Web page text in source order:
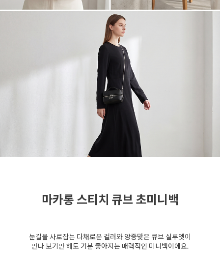
마카롱 스티치 큐브 초미니백
눈길을 사로잡는 다채로운 컬러와 앙증맞은 큐브 실루엣이
만나 보기만 해도 기분 좋아지는 매력적인 미니백이에요.